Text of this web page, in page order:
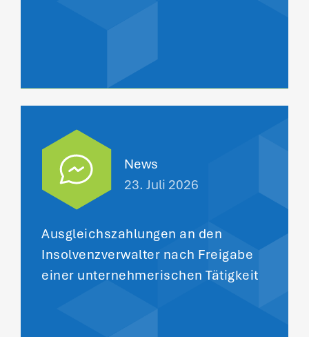
News
23. Juli 2026
Ausgleichszahlungen an den
Insolvenzverwalter nach Freigabe
einer unternehmerischen Tätigkeit